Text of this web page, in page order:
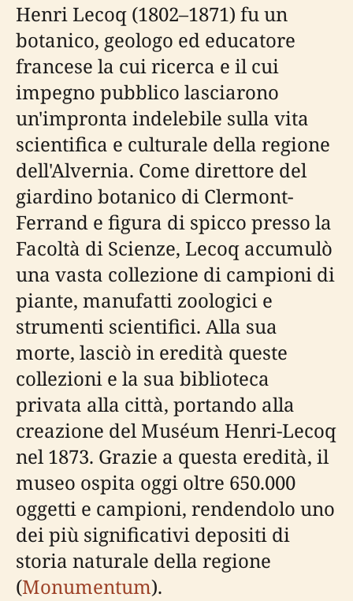
Henri Lecoq (1802–1871) fu un
botanico, geologo ed educatore
francese la cui ricerca e il cui
impegno pubblico lasciarono
un'impronta indelebile sulla vita
scientifica e culturale della regione
dell'Alvernia. Come direttore del
giardino botanico di Clermont-
Ferrand e figura di spicco presso la
Facoltà di Scienze, Lecoq accumulò
una vasta collezione di campioni di
piante, manufatti zoologici e
strumenti scientifici. Alla sua
morte, lasciò in eredità queste
collezioni e la sua biblioteca
privata alla città, portando alla
creazione del Muséum Henri-Lecoq
nel 1873. Grazie a questa eredità, il
museo ospita oggi oltre 650.000
oggetti e campioni, rendendolo uno
dei più significativi depositi di
storia naturale della regione
(Monumentum).